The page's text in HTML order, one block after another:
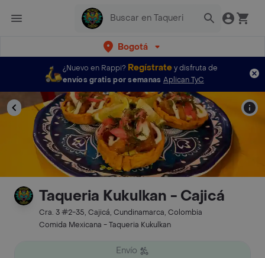
Bogotá
¿Nuevo en Rappi? Regístratey disfruta de
envíos gratis por semanas Aplican TyC
Taqueria Kukulkan - Cajicá
Cra. 3 #2-35, Cajicá, Cundinamarca, Colombia
Comida Mexicana - Taqueria Kukulkan
Envío